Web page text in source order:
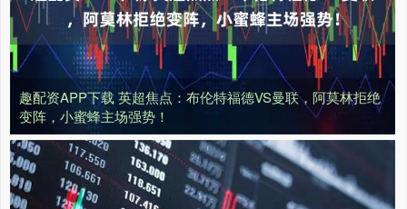
趣配资APP下载 英超焦点：布伦特福德VS曼联，阿莫林拒绝
变阵，小蜜蜂主场强势！